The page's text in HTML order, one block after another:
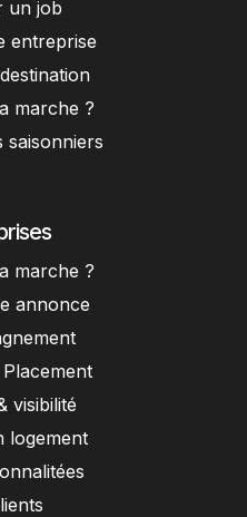
un job
entreprise
marche ?
saisonniers
marche ?
annonce
visibilité
logement